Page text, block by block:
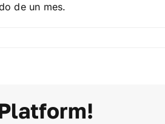
de un mes.